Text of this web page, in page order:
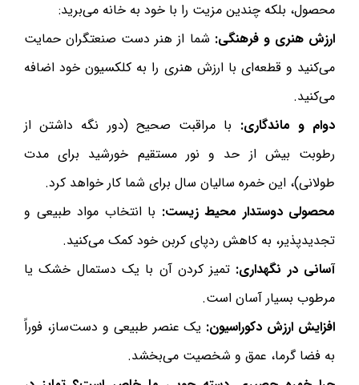
محصول، بلکه چندین مزیت را با خود به خانه می‌برید:
ارزش هنری و فرهنگی: شما از هنر دست صنعتگران حمایت
می‌کنید و قطعه‌ای با ارزش هنری را به کلکسیون خود اضافه
می‌کنید.
دوام و ماندگاری: با مراقبت صحیح (دور نگه داشتن از
رطوبت بیش از حد و نور مستقیم خورشید برای مدت
طولانی)، این خمره سالیان سال برای شما کار خواهد کرد.
محصولی دوستدار محیط زیست: با انتخاب مواد طبیعی و
تجدیدپذیر، به کاهش ردپای کربن خود کمک می‌کنید.
آسانی در نگهداری: تمیز کردن آن با یک دستمال خشک یا
مرطوب بسیار آسان است.
افزایش ارزش دکوراسیون: یک عنصر طبیعی و دست‌ساز، فوراً
به فضا گرما، عمق و شخصیت می‌بخشد.